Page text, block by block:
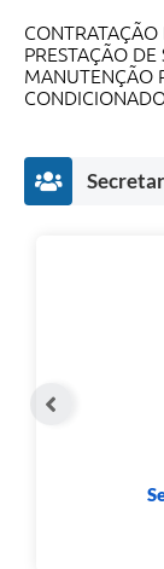
CONTRATAÇÃO
PRESTAÇÃO
MANUTENÇÃO